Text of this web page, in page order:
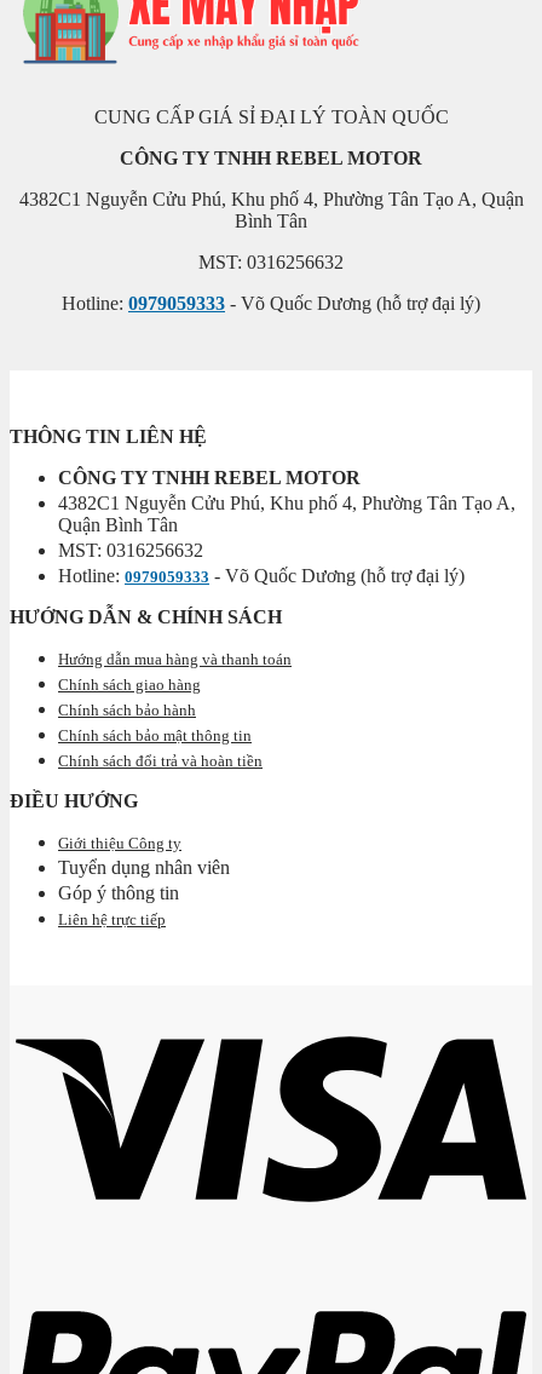
CUNG CẤP GIÁ SỈ ĐẠI LÝ TOÀN QUỐC
CÔNG TY TNHH REBEL MOTOR
4382C1 Nguyễn Cửu Phú, Khu phố 4, Phường Tân Tạo A, Quận
Bình Tân
MST: 0316256632
Hotline: 0979059333 - Võ Quốc Dương (hỗ trợ đại lý)
THÔNG TIN LIÊN HỆ
CÔNG TY TNHH REBEL MOTOR
4382C1 Nguyễn Cửu Phú, Khu phố 4, Phường Tân Tạo A,
Quận Bình Tân
MST: 0316256632
Hotline: 0979059333 - Võ Quốc Dương (hỗ trợ đại lý)
HƯỚNG DẪN & CHÍNH SÁCH
Hướng dẫn mua hàng và thanh toán
Chính sách giao hàng
Chính sách bảo hành
Chính sách bảo mật thông tin
Chính sách đổi trả và hoàn tiền
ĐIỀU HƯỚNG
Giới thiệu Công ty
Tuyển dụng nhân viên
Góp ý thông tin
Liên hệ trực tiếp